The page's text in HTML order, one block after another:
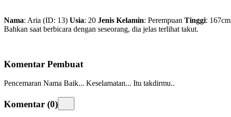
Nama: Aria (ID: 13) Usia: 20 Jenis Kelamin: Perempuan Tinggi: 167cm
Bahkan saat berbicara dengan seseorang, dia jelas terlihat takut.
Komentar Pembuat
Pencemaran Nama Baik... Keselamatan... Itu takdirmu..
Komentar (0)